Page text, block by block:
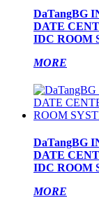
DaTangBG
DATE
IDC ROOM
MORE
DaTangBG
DATE
IDC ROOM
MORE